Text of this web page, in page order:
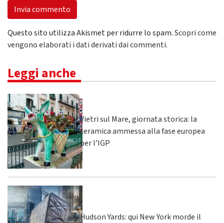
Questo sito utilizza Akismet per ridurre lo spam.Scopri come
vengono elaborati i dati derivati dai commenti.
Leggi anche
Vietri sul Mare, giornata storica: la
ceramica ammessa alla fase europea
per l’IGP
Hudson Yards: qui New York morde il